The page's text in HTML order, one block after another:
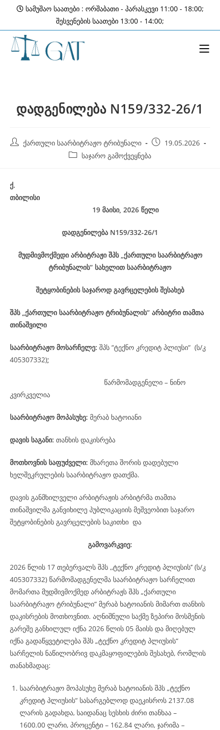
content
სამუშაო საათები : ორშაბათი - პარასკევი 11:00 - 18:00;
შესვენების საათები 13:00 - 14:00;
დადგენილება N159/332-26/1
Post ქართული საარბიტრაჟო ტრიბუნალი
Post 19.05.2026
Post საჯარო გამოქვეყნება
ქ.
თბილისი
19 მაისი, 2026 წელი
დადგენილება N159/332-26/1
მუდმივმოქმედი არბიტრაჟი შპს „ქართული საარბიტრაჟო
ტრიბუნალის“ სახელით საარბიტრაჟო
შეტყობინების საჯაროდ გავრცელების შესახებ
შპს „ქართული საარბიტრაჟო ტრიბუნალის“ არბიტრი თამთა
თინაშვილი
საარბიტრაჟო მოსარჩელე: შპს “ტექნო კრედიტ პლიუსი“ (ს/კ
405307332);
წარმომადგენელი – ნინო
კვირკველია
საარბიტრაჟო მოპასუხე: მერაბ ხატოიანი
დავის საგანი: თანხის დაკისრება
მოთხოვნის საფუძველი: მხარეთა შორის დადებული
ხელშეკრულების საარბიტრაჟო დათქმა.
დავის განმხილველი არბიტრაჟის არბიტრმა თამთა
თინაშვილმა განვიხილე პუბლიკაციის მეშვეობით საჯარო
შეტყობინების გავრცელების საკითხი და
გამოვარკვიე:
2026 წლის 17 თებერვალს შპს ,,ტექნო კრედიტ პლიუსის’’ (ს/კ
405307332) წარმომადგენელმა საარბიტრაჟო სარჩელით
მომართა მუდმივმოქმედ არბიტრაჟს შპს „ქართული
საარბიტრაჟო ტრიბუნალი“ მერაბ ხატოიანის მიმართ თანხის
დაკისრების მოთხოვნით. აღნიშნული საქმე ზეპირი მოსმენის
გარეშე განხილულ იქნა 2026 წლის 05 მაისს და მიღებულ
იქნა გადაწყვეტილება შპს „ტექნო კრედიტ პლიუსის“
სარჩელის ნაწილობრივ დაკმაყოფილების შესახებ, რომლის
თანახმადაც:
საარბიტრაჟო მოპასუხე მერაბ ხატოიანის შპს „ტექნო
კრედიტ პლიუსის“ სასარგებლოდ დაეკისროს 2137.08
ლარის გადახდა, საიდანაც სესხის ძირი თანხაა –
1600.00 ლარი, პროცენტი – 162.84 ლარი, ჯარიმა –